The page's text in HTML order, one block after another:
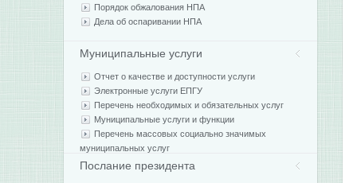
Порядок обжалования НПА
Дела об оспаривании НПА
Муниципальные услуги
Отчет о качестве и доступности услуги
Электронные услуги ЕПГУ
Перечень необходимых и обязательных услуг
Муниципальные услуги и функции
Перечень массовых социально значимых
муниципальных услуг
Послание президента